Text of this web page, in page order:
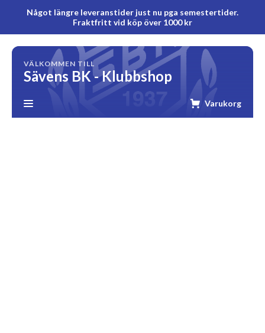
Något längre leveranstider just nu pga semestertider.
Fraktfritt vid köp över 1000 kr
VÄLKOMMEN TILL
Sävens BK - Klubbshop
Varukorg